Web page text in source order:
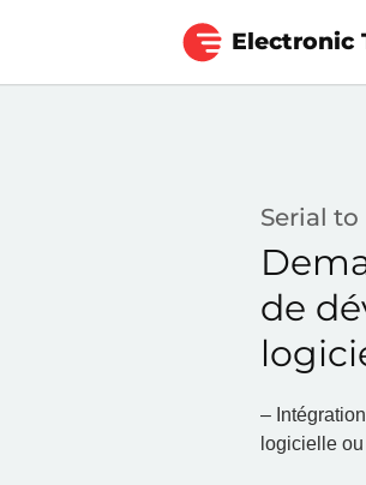
Electronic
Serial
de
–
logicielle